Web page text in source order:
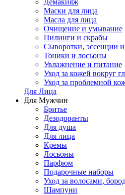
Демакияж
Маски для лица
Масла для лица
Очищение и умывание
Пилинги и скрабы
Сыворотки, эссенции
Тоники и лосьоны
Увлажнение и питание
Уход за кожей вокруг
Уход за проблемной
Для Лица
Для Мужчин
Бритье
Дезодоранты
Для душа
Для лица
Кремы
Лосьоны
Парфюм
Подарочные наборы
Уход за волосами,
Шампуни